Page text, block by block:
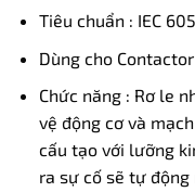
Tiêu chuẩn : IEC
Dùng cho Contactor
Chức năng : Rơ le
vệ động cơ và
cấu tạo với lưỡng
ra sự cố sẽ tự